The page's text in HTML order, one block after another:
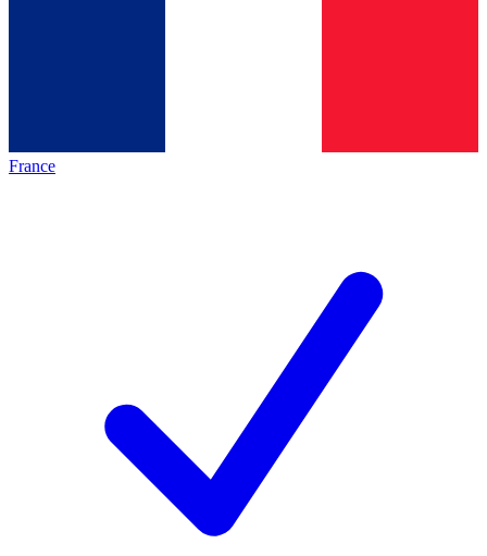
France